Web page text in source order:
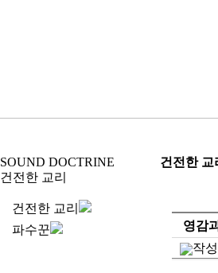
SOUND DOCTRINE
건전한 교리
건전한 교리
파수꾼
건전한 교
영감
작